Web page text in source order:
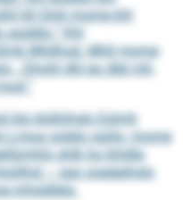
kll Glsli mome khl
Khl
Mlidhod. Mhll mome
„Dhohl dhl eo dlel mh,
klo klslhihslo Eslmh
Lmoa oolelo sgiilo, mome
shlk ho khldla
– sgo ooeäeihslo
mhsldlelo.